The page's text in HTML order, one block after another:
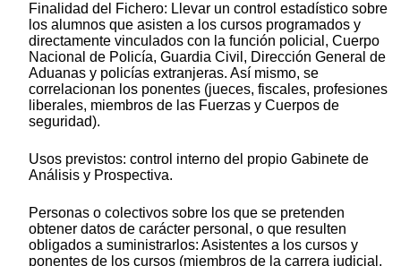
Finalidad del Fichero: Llevar un control estadístico sobre
los alumnos que asisten a los cursos programados y
directamente vinculados con la función policial, Cuerpo
Nacional de Policía, Guardia Civil, Dirección General de
Aduanas y policías extranjeras. Así mismo, se
correlacionan los ponentes (jueces, fiscales, profesiones
liberales, miembros de las Fuerzas y Cuerpos de
seguridad).
Usos previstos: control interno del propio Gabinete de
Análisis y Prospectiva.
Personas o colectivos sobre los que se pretenden
obtener datos de carácter personal, o que resulten
obligados a suministrarlos: Asistentes a los cursos y
ponentes de los cursos (miembros de la carrera judicial,